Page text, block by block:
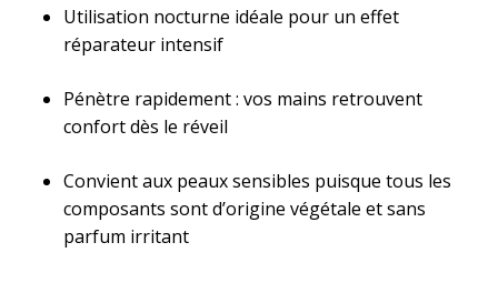
Utilisation nocturne idéale pour un effet
réparateur intensif
Pénètre rapidement : vos mains retrouvent
confort dès le réveil
Convient aux peaux sensibles puisque tous les
composants sont d’origine végétale et sans
parfum irritant